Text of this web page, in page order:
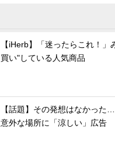
【iHerb】「迷ったらこれ！」
買い"している人気商品
【話題】その発想はなかった…
意外な場所に「涼しい」広告